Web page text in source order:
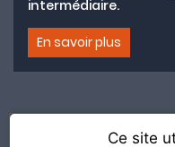
intermédiaire.
En savoir plus
Ce site